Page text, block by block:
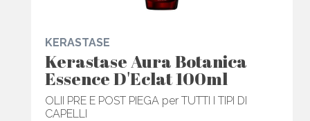
KERASTASE
Kerastase Aura Botanica
Essence D'Eclat 100ml
OLII PRE E POST PIEGA per TUTTI I TIPI DI
CAPELLI